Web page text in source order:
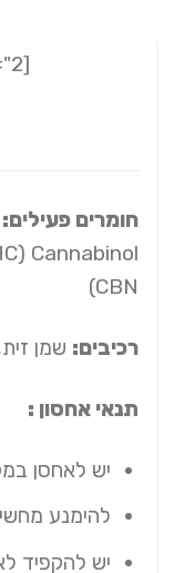
חומרים פעילים:
Cannabinol
(CBN
רכיבים:שמן זית,
תנאי אחסון :
יש לאחסן
להימנע
יש להקפיד